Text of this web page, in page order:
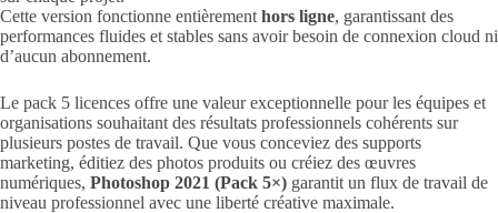
Cette version fonctionne entièrement hors ligne, garantissant des
performances fluides et stables sans avoir besoin de connexion cloud ni
d’aucun abonnement.
Le pack 5 licences offre une valeur exceptionnelle pour les équipes et
organisations souhaitant des résultats professionnels cohérents sur
plusieurs postes de travail. Que vous conceviez des supports
marketing, éditiez des photos produits ou créiez des œuvres
numériques, Photoshop 2021 (Pack 5×) garantit un flux de travail de
niveau professionnel avec une liberté créative maximale.